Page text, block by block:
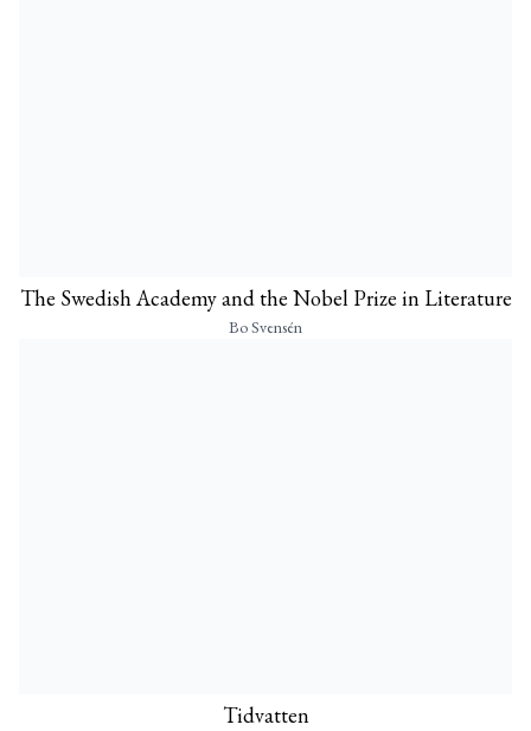
The Swedish Academy and the Nobel Prize in Literature
Bo Svensén
Tidvatten